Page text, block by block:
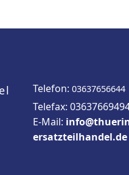
Telefon: 03637656644
Telefax:
E-Mail:
ersatzteilhandel.de